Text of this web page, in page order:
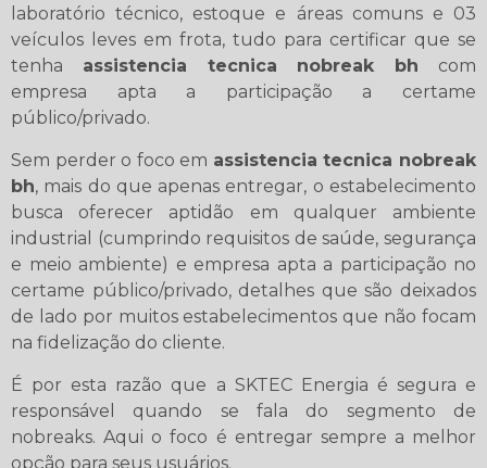
laboratório técnico, estoque e áreas comuns e 03
veículos leves em frota, tudo para certificar que se
tenha assistencia tecnica nobreak bh com
empresa apta a participação a certame
público/privado.
Sem perder o foco em assistencia tecnica nobreak
bh, mais do que apenas entregar, o estabelecimento
busca oferecer aptidão em qualquer ambiente
industrial (cumprindo requisitos de saúde, segurança
e meio ambiente) e empresa apta a participação no
certame público/privado, detalhes que são deixados
de lado por muitos estabelecimentos que não focam
na fidelização do cliente.
É por esta razão que a SKTEC Energia é segura e
responsável quando se fala do segmento de
nobreaks. Aqui o foco é entregar sempre a melhor
opção para seus usuários.